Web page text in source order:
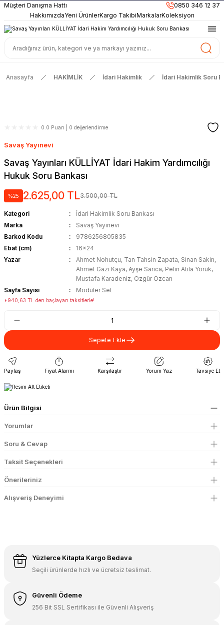
899TLve Üzeri Alışverişlerinizde
KARGO BEDAVA
Güncel ve Sınav Odaklı Kaynaklar
HakkımızdaYeni ÜrünlerKargo TakibiMarkalarKoleksiyon
Müşteri Danışma Hattı 0850 346 12 37
Anasayfa HAKİMLİK İdari Hakimlik İdari Hakimlik Soru
0.0 Puan | 0 değerlendirme
Savaş Yayınevi
Savaş Yayınları KÜLLİYAT İdari Hakim Yardımcılığı
Hukuk Soru Bankası
%25 2.625,00 TL3.500,00 TL
Kategori
İdari Hakimlik Soru Bankası
Marka
Savaş Yayınevi
Barkod Kodu
9786256805835
Ebat (cm)
16x24
Yazar
Ahmet Nohutçu, Tan Tahsin Zapata, Sinan Sakin,
Ahmet Gazi Kaya, Ayşe Sarıca, Pelin Atila Yörük,
Mustafa Karadeniz, Özgür Özcan
Sayfa Sayısı
Modüler Set
*940,63 TL den başlayan taksitlerle!
Sepete Ekle
Paylaş Fiyat Alarmı Karşılaştır Yorum Yaz Tavsiye Et
Ürün Bilgisi
Yorumlar
Soru & Cevap
Taksit Seçenekleri
Önerileriniz
Alışveriş Deneyimi
Yüzlerce Kitapta Kargo Bedava
Seçili ürünlerde hızlı ve ücretsiz teslimat.
Güvenli Ödeme
256 Bit SSL Sertifikası ile Güvenli Alışveriş